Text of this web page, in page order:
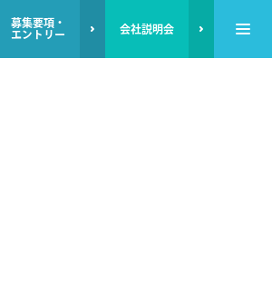
募集要項・
エントリー
会社説明会